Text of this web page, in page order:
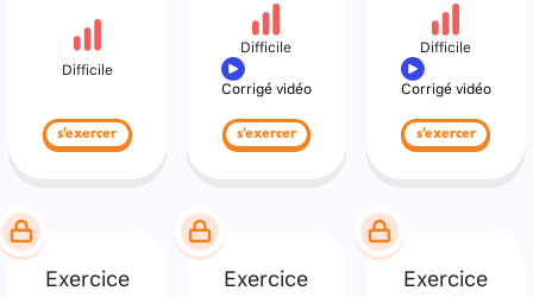
Difficile
s'exercer
Difficile
Corrigé vidéo
s'exercer
Difficile
Corrigé vidéo
s'exercer
Exercice Exercice Exercice